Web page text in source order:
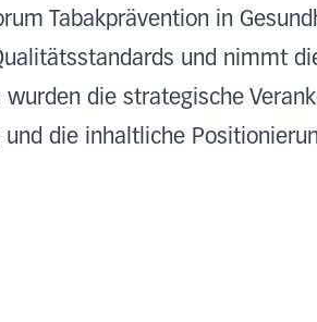
Tabakprävention in
und nimmt
die strategische
die inhaltliche